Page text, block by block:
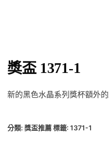
獎盃 1371-1
新的黑色水晶系列獎杯額外
分類: 獎盃推薦標籤: 1371-1